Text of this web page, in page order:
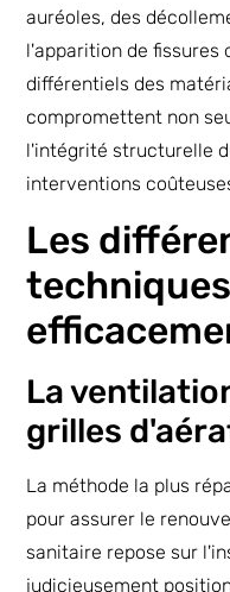
auréoles, des
l'apparition de fissures
différentiels des
compromettent non
l'intégrité structurelle
interventions
Les
La
grilles
La méthode la plus
pour assurer le
sanitaire repose sur
judicieusement